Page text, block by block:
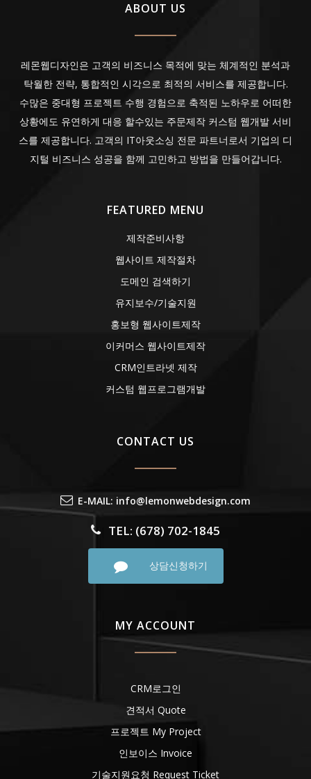
ABOUT US
레몬웹디자인은 고객의 비즈니스 목적에 맞는 체계적인 분석과
탁월한 전략, 통합적인 시각으로 최적의 서비스를 제공합니다.
수많은 중대형 프로젝트 수행 경험으로 축적된 노하우로 어떠한
상황에도 유연하게 대응 할수있는 주문제작 커스텀 웹개발 서비
스를 제공합니다. 고객의 IT아웃소싱 전문 파트너로서 기업의 디
지털 비즈니스 성공을 함께 고민하고 방법을 만들어갑니다.
FEATURED MENU
제작준비사항
웹사이트 제작절차
도메인 검색하기
유지보수/기술지원
홍보형 웹사이트제작
이커머스 웹사이트제작
CRM인트라넷 제작
커스텀 웹프로그램개발
CONTACT US
E-MAIL: info@lemonwebdesign.com
TEL: (678) 702-1845
상담신청하기
MY ACCOUNT
CRM로그인
견적서 Quote
프로젝트 My Project
인보이스 Invoice
기술지원요청 Request Ticket